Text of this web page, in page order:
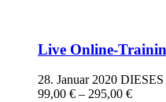
Live Online-
28. Januar 2020
99,00 € – 295,00 €